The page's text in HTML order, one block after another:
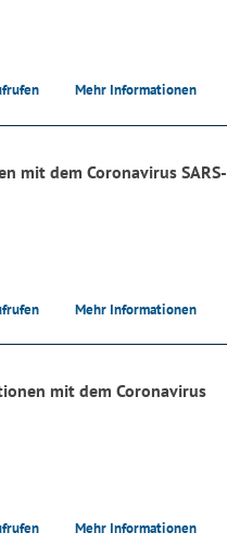
Mehr Informationen
mit dem Coronavirus SARS-
Mehr Informationen
mit dem Coronavirus
Mehr Informationen